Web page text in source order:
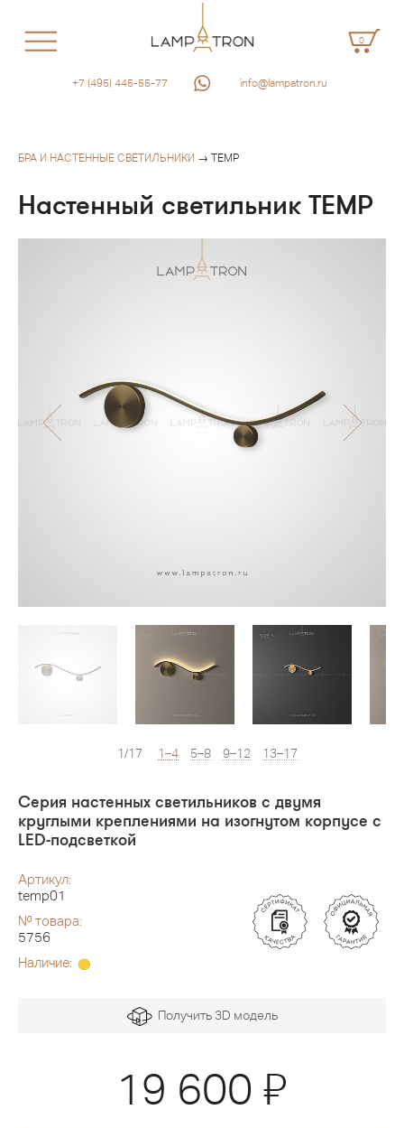
0
+7 (495) 445-55-77 info@lampatron.ru
БРА И НАСТЕННЫЕ СВЕТИЛЬНИКИ → TEMP
Настенный светильник TEMP
1/17 1–4 5–8 9–12 13–17
Серия настенных светильников с двумя
круглыми креплениями на изогнутом корпусе с
LED-подсветкой
Артикул:
temp01
№ товара:
5756
Наличие:
Получить 3D модель
19 600 Я